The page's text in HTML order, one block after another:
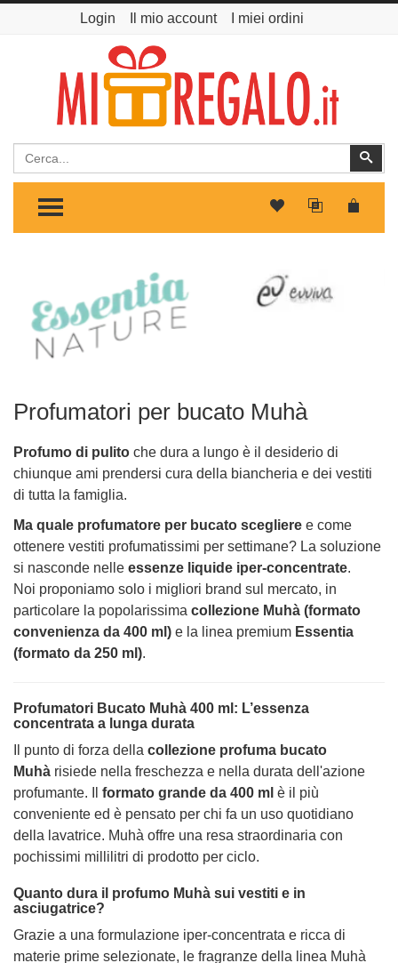
Login Il mio account I miei ordini
Cerca
TOGGLE MENU
Profumatori per bucato Muhà
Profumo di pulito che dura a lungo è il desiderio di
chiunque ami prendersi cura della biancheria e dei vestiti
di tutta la famiglia.
Ma quale profumatore per bucato scegliere e come
ottenere vestiti profumatissimi per settimane? La soluzione
si nasconde nelle essenze liquide iper-concentrate.
Noi proponiamo solo i migliori brand sul mercato, in
particolare la popolarissima collezione Muhà (formato
convenienza da 400 ml) e la linea premium Essentia
(formato da 250 ml).
Profumatori Bucato Muhà 400 ml: L’essenza
concentrata a lunga durata
Il punto di forza della collezione profuma bucato
Muhà risiede nella freschezza e nella durata dell'azione
profumante. Il formato grande da 400 ml è il più
conveniente ed è pensato per chi fa un uso quotidiano
della lavatrice. Muhà offre una resa straordinaria con
pochissimi millilitri di prodotto per ciclo.
Quanto dura il profumo Muhà sui vestiti e in
asciugatrice?
Grazie a una formulazione iper-concentrata e ricca di
materie prime selezionate, le fragranze della linea Muhà